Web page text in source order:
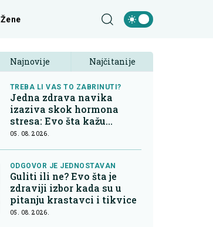
Žene
Najnovije Najčitanije
TREBA LI VAS TO ZABRINUTI?
Jedna zdrava navika
izaziva skok hormona
stresa: Evo šta kažu
endokrinolozi
05. 08. 2026.
ODGOVOR JE JEDNOSTAVAN
Guliti ili ne? Evo šta je
zdraviji izbor kada su u
pitanju krastavci i tikvice
05. 08. 2026.